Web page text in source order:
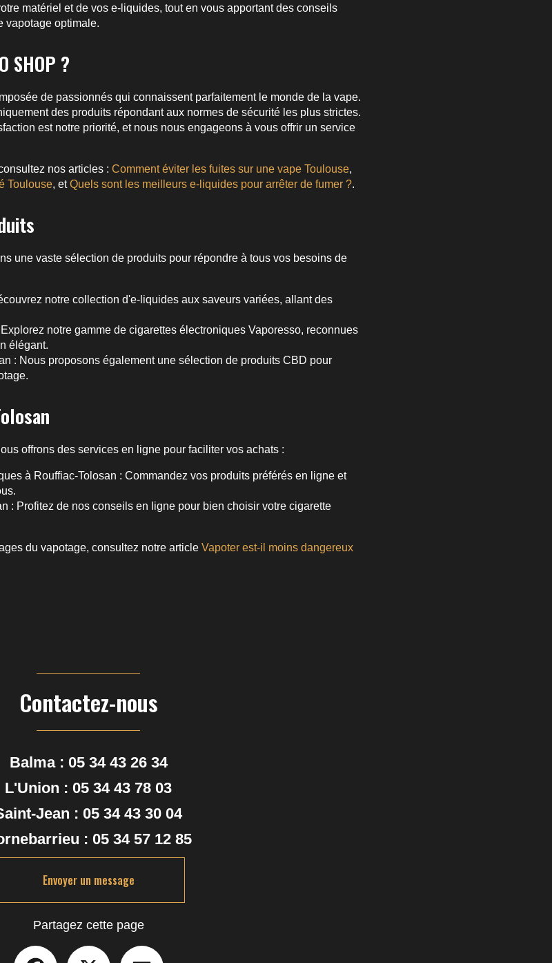
matériel et de vos e-liquides, tout en vous apportant des conseils
vapotage optimale.
SHOP ?
de passionnés qui connaissent parfaitement le monde de la vape.
des produits répondant aux normes de sécurité les plus strictes.
est notre priorité, et nous nous engageons à vous offrir un service
nos articles : Comment éviter les fuites sur une vape Toulouse,
Toulouse, etQuels sont les meilleurs e-liquides pour arrêter de fumer ?.
une vaste sélection de produits pour répondre à tous vos besoins de
notre collection d'e-liquides aux saveurs variées, allant des
Explorez notre gamme de cigarettes électroniques Vaporesso, reconnues
élégant.
: Nous proposons également une sélection de produits CBD pour
offrons des services en ligne pour faciliter vos achats :
à Rouffiac-Tolosan : Commandez vos produits préférés en ligne et
: Profitez de nos conseils en ligne pour bien choisir votre cigarette
du vapotage, consultez notre article Vapoter est-il moins dangereux
Contactez-nous
Balma : 05 34 43 26 34
L'Union : 05 34 43 78 03
Jean : 05 34 43 30 04
: 05 34 57 12 85
Envoyer un message
Partagez cette page
Facebook